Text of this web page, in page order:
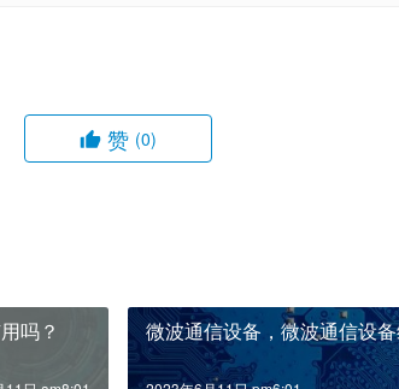
赞 (0)
吗？ 微波通信设备，微波通信设